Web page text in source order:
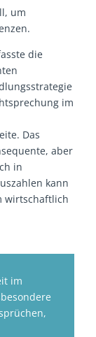
um
die
im
Das
aber
in
kann
wirtschaftlich
im